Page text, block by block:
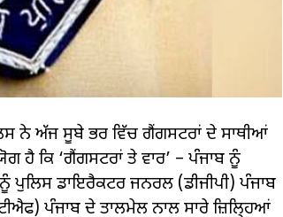
ਨੇ ਅੱਜ ਸੂਬੇ ਭਰ ਵਿੱਚ ਗੈਂਗਸਟਰਾਂ ਦੇ ਸਾਥੀਆਂ
ਹੈ ਕਿ ‘ਗੈਂਗਸਟਰਾਂ ਤੇ ਵਾਰ’ – ਪੰਜਾਬ ਨੂੰ
ਡਾਇਰੈਕਟਰ ਜਨਰਲ (ਡੀਜੀਪੀ) ਪੰਜਾਬ
ਪੰਜਾਬ ਦੇ ਤਾਲਮੇਲ ਨਾਲ ਸਾਰੇ ਜ਼ਿਲਿ੍ਹਆਂ